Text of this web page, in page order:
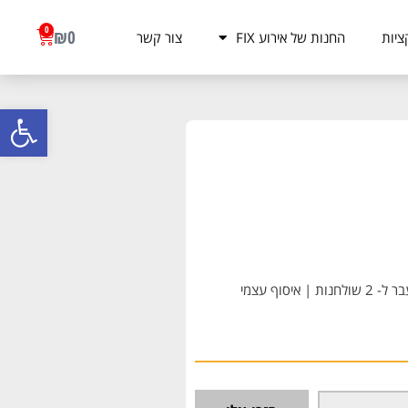
פתח
החנות של אירוע FIX צור קשר ₪0
0
משלוח עד הבית ב- 250 ₪ לכל כיוון + 50 ₪ לכל שולחן נוסף מעבר ל- 2 שולחנות | איסוף עצמי